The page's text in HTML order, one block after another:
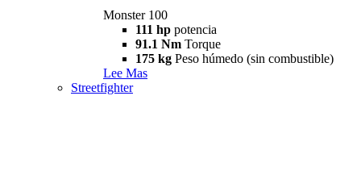
Monster 100
111 hp potencia
91.1 Nm Torque
175 kg Peso húmedo (sin combustible)
Lee Mas
Streetfighter